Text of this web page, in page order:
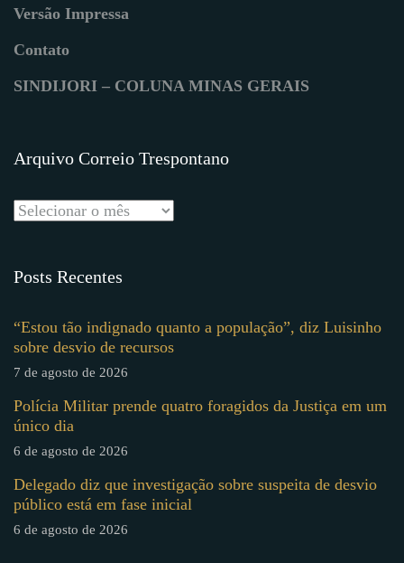
Versão Impressa
Contato
SINDIJORI – COLUNA MINAS GERAIS
Arquivo Correio Trespontano
Posts Recentes
“Estou tão indignado quanto a população”, diz Luisinho
sobre desvio de recursos
7 de agosto de 2026
Polícia Militar prende quatro foragidos da Justiça em um
único dia
6 de agosto de 2026
Delegado diz que investigação sobre suspeita de desvio
público está em fase inicial
6 de agosto de 2026